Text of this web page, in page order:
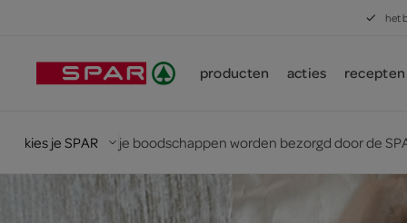
het
producten acties recepten
kies je SPAR je boodschappen worden bezorgd door de